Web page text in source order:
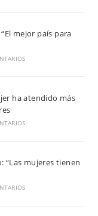
mejor país para
ha atendido más
“Las mujeres tienen